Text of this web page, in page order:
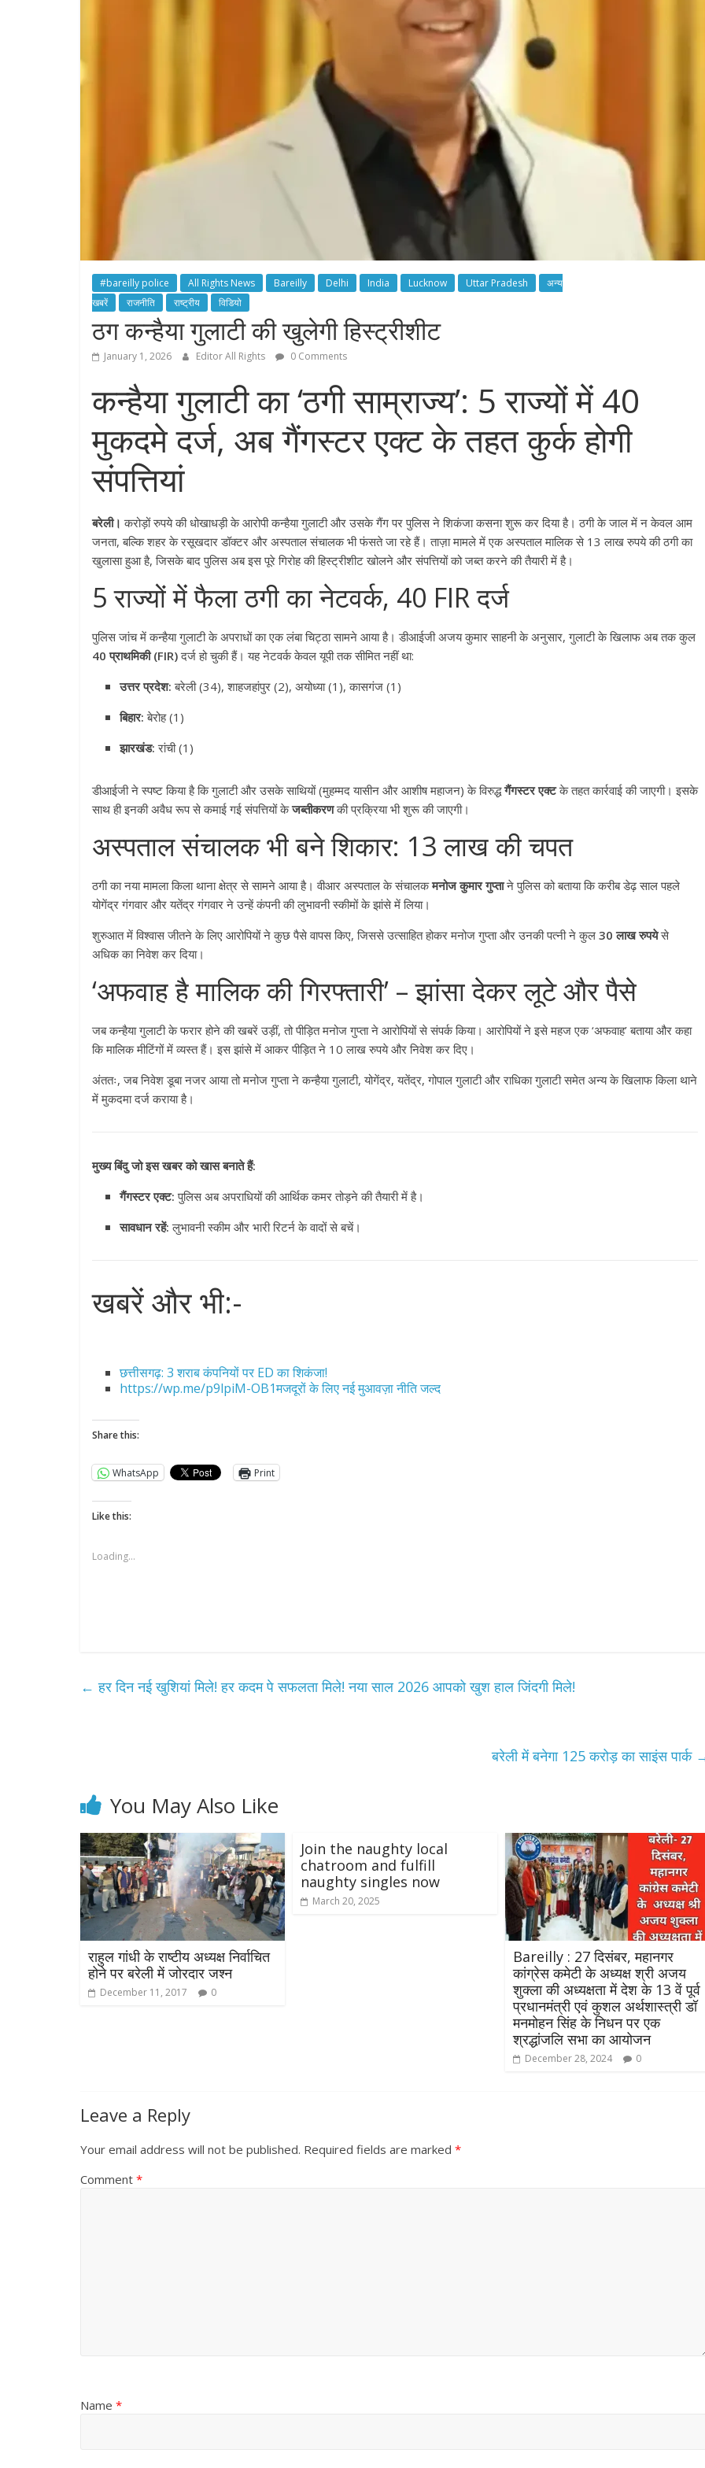
#bareilly police All Rights News Bareilly Delhi India Lucknow Uttar Pradesh
अन्य
खबरें
राजनीति राष्ट्रीय विडियो
ठग कन्हैया गुलाटी की खुलेगी हिस्ट्रीशीट
January 1, 2026 Editor All Rights 0 Comments
कन्हैया गुलाटी का ‘ठगी साम्राज्य’: 5 राज्यों में 40
मुकदमे दर्ज, अब गैंगस्टर एक्ट के तहत कुर्क होगी
संपत्तियां
बरेली। करोड़ों रुपये की धोखाधड़ी के आरोपी कन्हैया गुलाटी और उसके गैंग पर पुलिस ने शिकंजा कसना शुरू कर दिया है। ठगी के जाल में न केवल आम
जनता, बल्कि शहर के रसूखदार डॉक्टर और अस्पताल संचालक भी फंसते जा रहे हैं। ताज़ा मामले में एक अस्पताल मालिक से 13 लाख रुपये की ठगी का
खुलासा हुआ है, जिसके बाद पुलिस अब इस पूरे गिरोह की हिस्ट्रीशीट खोलने और संपत्तियों को जब्त करने की तैयारी में है।
5 राज्यों में फैला ठगी का नेटवर्क, 40 FIR दर्ज
पुलिस जांच में कन्हैया गुलाटी के अपराधों का एक लंबा चिट्ठा सामने आया है। डीआईजी अजय कुमार साहनी के अनुसार, गुलाटी के खिलाफ अब तक कुल
40 प्राथमिकी (FIR)दर्ज हो चुकी हैं। यह नेटवर्क केवल यूपी तक सीमित नहीं था:
उत्तर प्रदेश: बरेली (34), शाहजहांपुर (2), अयोध्या (1), कासगंज (1)
बिहार: बेरोह (1)
झारखंड: रांची (1)
डीआईजी ने स्पष्ट किया है कि गुलाटी और उसके साथियों (मुहम्मद यासीन और आशीष महाजन) के विरुद्धगैंगस्टर एक्टके तहत कार्रवाई की जाएगी। इसके
साथ ही इनकी अवैध रूप से कमाई गई संपत्तियों केजब्तीकरणकी प्रक्रिया भी शुरू की जाएगी।
अस्पताल संचालक भी बने शिकार: 13 लाख की चपत
ठगी का नया मामला किला थाना क्षेत्र से सामने आया है। वीआर अस्पताल के संचालकमनोज कुमार गुप्ताने पुलिस को बताया कि करीब डेढ़ साल पहले
योगेंद्र गंगवार और यतेंद्र गंगवार ने उन्हें कंपनी की लुभावनी स्कीमों के झांसे में लिया।
शुरुआत में विश्वास जीतने के लिए आरोपियों ने कुछ पैसे वापस किए, जिससे उत्साहित होकर मनोज गुप्ता और उनकी पत्नी ने कुल 30 लाख रुपयेसे
अधिक का निवेश कर दिया।
‘अफवाह है मालिक की गिरफ्तारी’ – झांसा देकर लूटे और पैसे
जब कन्हैया गुलाटी के फरार होने की खबरें उड़ीं, तो पीड़ित मनोज गुप्ता ने आरोपियों से संपर्क किया। आरोपियों ने इसे महज एक ‘अफवाह’ बताया और कहा
कि मालिक मीटिंगों में व्यस्त हैं। इस झांसे में आकर पीड़ित ने 10 लाख रुपये और निवेश कर दिए।
अंततः, जब निवेश डूबा नजर आया तो मनोज गुप्ता ने कन्हैया गुलाटी, योगेंद्र, यतेंद्र, गोपाल गुलाटी और राधिका गुलाटी समेत अन्य के खिलाफ किला थाने
में मुकदमा दर्ज कराया है।
मुख्य बिंदु जो इस खबर को खास बनाते हैं:
गैंगस्टर एक्ट: पुलिस अब अपराधियों की आर्थिक कमर तोड़ने की तैयारी में है।
सावधान रहें: लुभावनी स्कीम और भारी रिटर्न के वादों से बचें।
खबरें और भी:-
छत्तीसगढ़: 3 शराब कंपनियों पर ED का शिकंजा!
https://wp.me/p9lpiM-OB1मजदूरों के लिए नई मुआवज़ा नीति जल्द
Share this:
WhatsApp Print
Like this:
Loading...
← हर दिन नई खुशियां मिले! हर कदम पे सफलता मिले! नया साल 2026 आपको खुश हाल जिंदगी मिले!
बरेली में बनेगा 125 करोड़ का साइंस पार्क
You May Also Like
राहुल गांधी के राष्टीय अध्यक्ष निर्वाचित
होने पर बरेली में जोरदार जश्न
December 11, 2017 0
Join the naughty local
chatroom and fulfill
naughty singles now
March 20, 2025
Bareilly : 27 दिसंबर, महानगर
कांग्रेस कमेटी के अध्यक्ष श्री अजय
शुक्ला की अध्यक्षता में देश के 13 वें पूर्व
प्रधानमंत्री एवं कुशल अर्थशास्त्री डॉ
मनमोहन सिंह के निधन पर एक
श्रद्धांजलि सभा का आयोजन
December 28, 2024 0
Leave a Reply
Your email address will not be published. Required fields are marked *
Comment *
Name *
All Rights News Bareilly
All Rights News Bareilly
प्रथम आगमन पर नवनियुक्त प्रदेश
स्वागत